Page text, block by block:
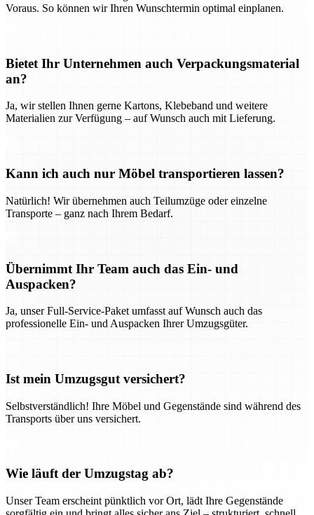
Voraus. So können wir Ihren Wunschtermin optimal einplanen.
Bietet Ihr Unternehmen auch Verpackungsmaterial
an?
Ja, wir stellen Ihnen gerne Kartons, Klebeband und weitere
Materialien zur Verfügung – auf Wunsch auch mit Lieferung.
Kann ich auch nur Möbel transportieren lassen?
Natürlich! Wir übernehmen auch Teilumzüge oder einzelne
Transporte – ganz nach Ihrem Bedarf.
Übernimmt Ihr Team auch das Ein- und
Auspacken?
Ja, unser Full-Service-Paket umfasst auf Wunsch auch das
professionelle Ein- und Auspacken Ihrer Umzugsgüter.
Ist mein Umzugsgut versichert?
Selbstverständlich! Ihre Möbel und Gegenstände sind während des
Transports über uns versichert.
Wie läuft der Umzugstag ab?
Unser Team erscheint pünktlich vor Ort, lädt Ihre Gegenstände